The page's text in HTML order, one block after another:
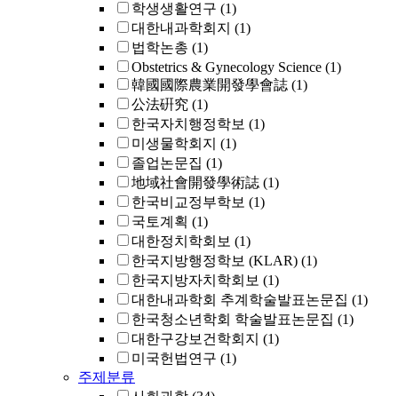
학생생활연구 (1)
대한내과학회지 (1)
법학논총 (1)
Obstetrics & Gynecology Science (1)
韓國國際農業開發學會誌 (1)
公法硏究 (1)
한국자치행정학보 (1)
미생물학회지 (1)
졸업논문집 (1)
地域社會開發學術誌 (1)
한국비교정부학보 (1)
국토계획 (1)
대한정치학회보 (1)
한국지방행정학보 (KLAR) (1)
한국지방자치학회보 (1)
대한내과학회 추계학술발표논문집 (1)
한국청소년학회 학술발표논문집 (1)
대한구강보건학회지 (1)
미국헌법연구 (1)
주제분류